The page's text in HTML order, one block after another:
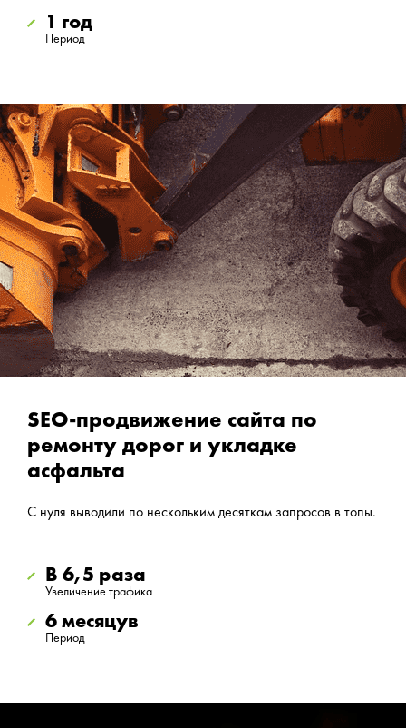
1 год
Период
SEO-продвижение сайта по
ремонту дорог и укладке
асфальта
С нуля выводили по нескольким десяткам запросов в топы.
В 6,5 раза
Увеличение трафика
6 месяцув
Период